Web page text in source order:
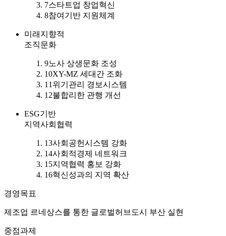
7스타트업 창업혁신
8참여기반 지원체계
미래지향적
조직문화
9노사 상생문화 조성
10XY-MZ 세대간 조화
11 위기관리 경보시스템
12불합리한 관행 개선
ESG기반
지역사회협력
13사회공헌시스템 강화
14사회적경제 네트워크
15지역협력 홍보 강화
16혁신성과의 지역 확산
경영목표
제조업 르네상스를 통한 글로벌허브도시 부산 실현
중점과제